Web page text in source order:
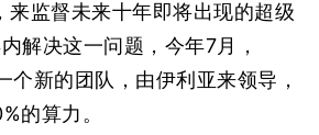
来监督未来十年即将出现的超级
解决这一问题，今年7月，
个新的团队，由伊利亚来领导，
的算力。